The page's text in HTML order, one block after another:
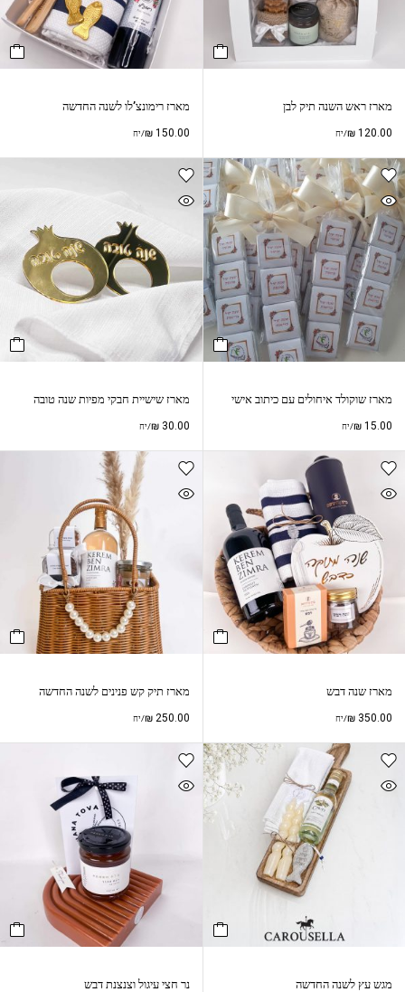
מארז ראש השנה תיק לבן
₪ 120.00 /יח
מארז רימונצ’לו לשנה החדשה
₪150.00 /יח
מארז שוקולד איחולים עם כיתוב אישי
₪ 15.00 /יח
מארז שישיית חבקי מפיות שנה טובה
₪30.00 /יח
מארז שנה דבש
₪ 350.00 /יח
מארז תיק קש פנינים לשנה החדשה
₪250.00 /יח
מגש עץ לשנה החדשה נר חצי עיגול וצנצנת דבש